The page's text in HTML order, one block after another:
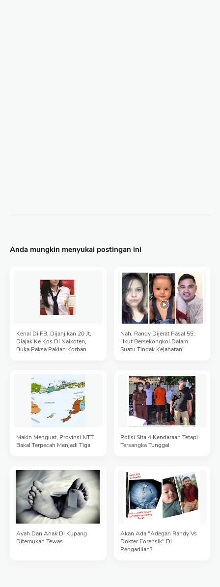
Anda mungkin menyukai postingan ini
Kenal Di FB, Dijanjikan 20 Jt,
Diajak Ke Kos Di Naikoten,
Buka Paksa Pakian Korban
Nah, Randy Dijerat Pasal 55:
"Ikut Bersekongkol Dalam
Suatu Tindak Kejahatan"
Makin Menguat, Provinsi NTT
Bakal Terpecah Menjadi Tiga
Polisi Sita 4 Kendaraan Tetapi
Tersangka Tunggal
Ayah Dan Anak Di Kupang
Ditemukan Tewas
Akan Ada "Adegan Randy Vs
Dokter Forensik" Di
Pengadilan?